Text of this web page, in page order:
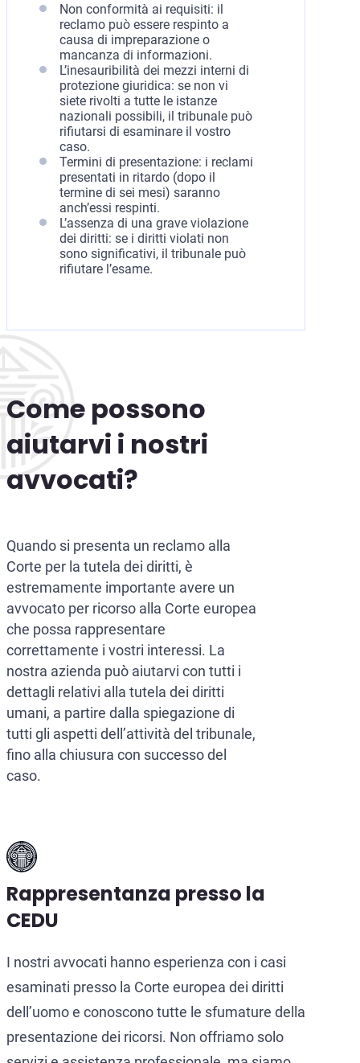
Non conformità ai requisiti: il
reclamo può essere respinto a
causa di impreparazione o
mancanza di informazioni.
L’inesauribilità dei mezzi interni di
protezione giuridica: se non vi
siete rivolti a tutte le istanze
nazionali possibili, il tribunale può
rifiutarsi di esaminare il vostro
caso.
Termini di presentazione: i reclami
presentati in ritardo (dopo il
termine di sei mesi) saranno
anch’essi respinti.
L’assenza di una grave violazione
dei diritti: se i diritti violati non
sono significativi, il tribunale può
rifiutare l’esame.
Come possono
aiutarvi i nostri
avvocati?
Quando si presenta un reclamo alla
Corte per la tutela dei diritti, è
estremamente importante avere un
avvocato per ricorso alla Corte europea
che possa rappresentare
correttamente i vostri interessi. La
nostra azienda può aiutarvi con tutti i
dettagli relativi alla tutela dei diritti
umani, a partire dalla spiegazione di
tutti gli aspetti dell’attività del tribunale,
fino alla chiusura con successo del
caso.
Rappresentanza presso la
CEDU
I nostri avvocati hanno esperienza con i casi
esaminati presso la Corte europea dei diritti
dell’uomo e conoscono tutte le sfumature della
presentazione dei ricorsi. Non offriamo solo